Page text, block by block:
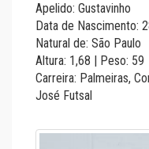
Apelido: Gustavinho
Data de Nascimento:
Natural de: São Paulo
Altura: 1,68 | Peso: 59
Carreira: Palmeiras,
José Futsal